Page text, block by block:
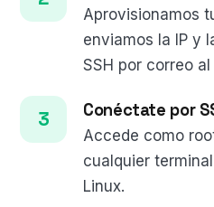
Aprovisionamos
enviamos la IP y
SSH por correo
Conéctate por
Accede como
cualquier
Linux.